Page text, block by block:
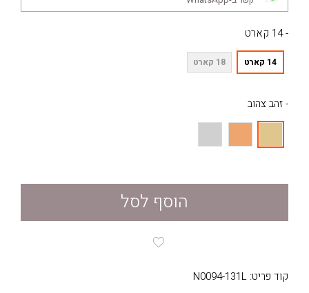
- 14 קארט
14 קארט 18 קארט
- זהב צהוב
הוסף לסל
קוד פריט: N0094-131L